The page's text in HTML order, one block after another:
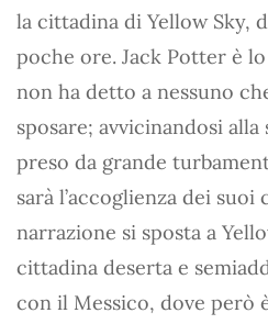
la cittadina di Yellow Sky,
poche ore. Jack Potter è
non ha detto a nessuno
sposare; avvicinandosi alla
preso da grande
sarà l’accoglienza dei
narrazione si sposta a
cittadina deserta e
con il Messico, dove però